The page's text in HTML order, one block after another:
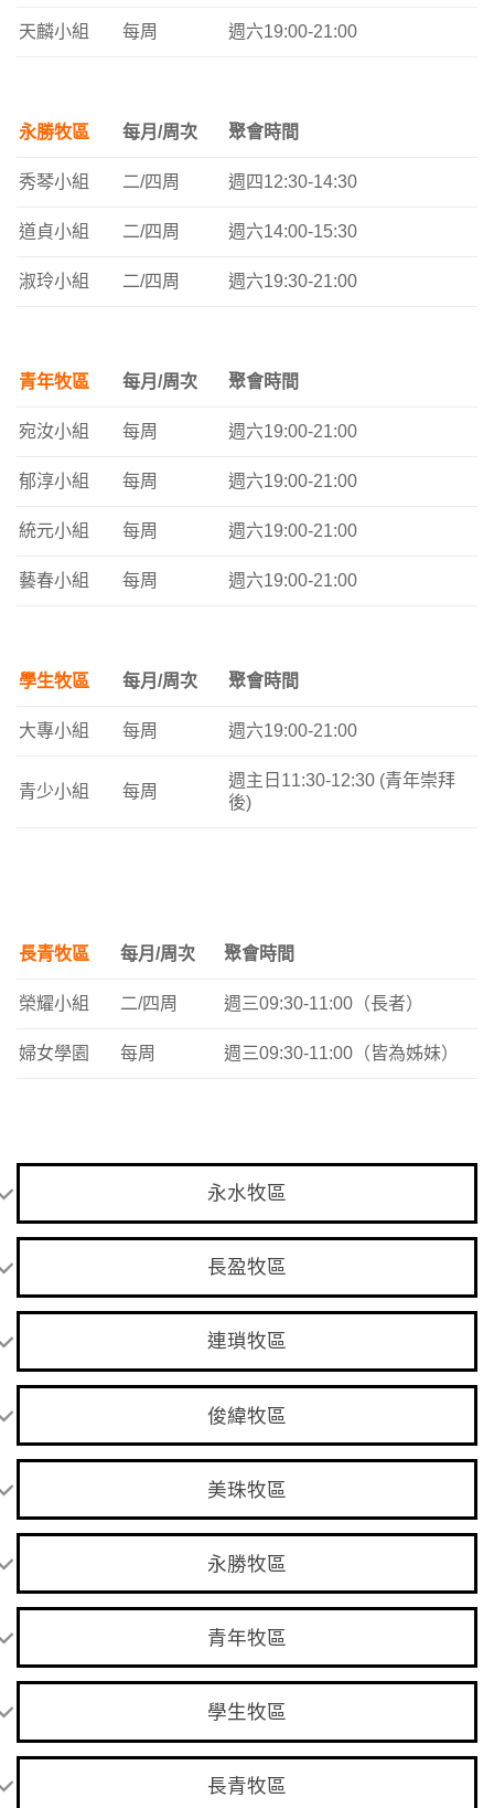
天麟小組 每周 週六19:00-21:00
永勝牧區 每月/周次 聚會時間
秀琴小組 二/四周 週四12:30-14:30
道貞小組 二/四周 週六14:00-15:30
淑玲小組 二/四周 週六19:30-21:00
青年牧區 每月/周次 聚會時間
宛汝小組 每周 週六19:00-21:00
郁淳小組 每周 週六19:00-21:00
統元小組 每周 週六19:00-21:00
藝春小組 每周 週六19:00-21:00
學生牧區 每月/周次 聚會時間
大專小組 每周 週六19:00-21:00
青少小組 每周
週主日11:30-12:30 (青年崇拜
後)
長青牧區 每月/周次 聚會時間
榮耀小組 二/四周 週三09:30-11:00（長者）
婦女學園 每周 週三09:30-11:00（皆為姊妹）
永水牧區
長盈牧區
連瑣牧區
俊緯牧區
美珠牧區
永勝牧區
青年牧區
學生牧區
長青牧區